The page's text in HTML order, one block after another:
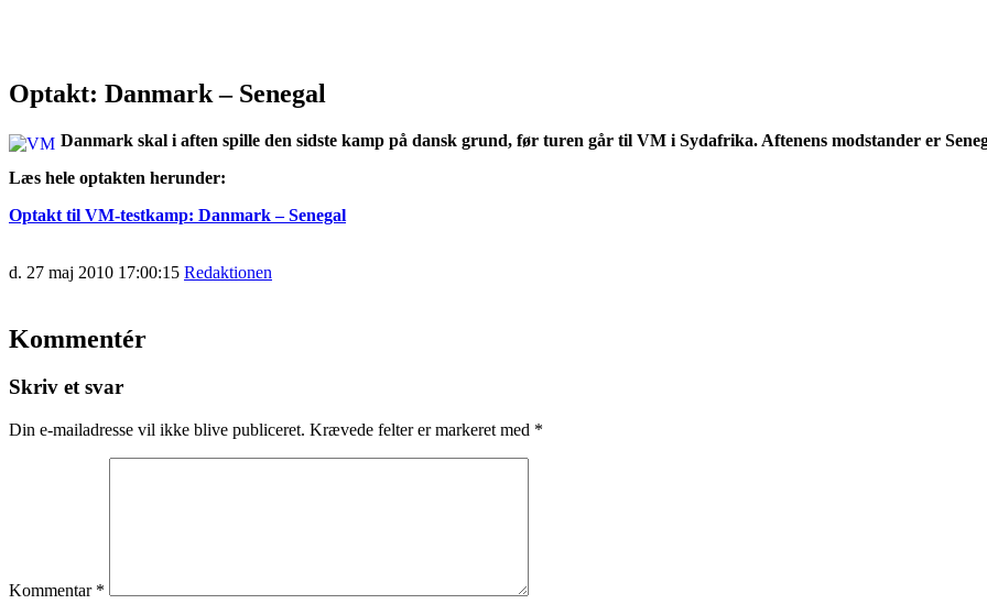
Optakt: Danmark – Senegal
Danmark skal i aften spille den sidste kamp på dansk grund, før turen går til VM i Sydafrika. Aftenens modstander er
Læs hele optakten herunder:
Optakt til VM-testkamp: Danmark – Senegal
d. 27 maj 2010 17:00:15 Redaktionen
Kommentér
Skriv et svar
Din e-mailadresse vil ikke blive publiceret. Krævede felter er markeret med *
Kommentar *